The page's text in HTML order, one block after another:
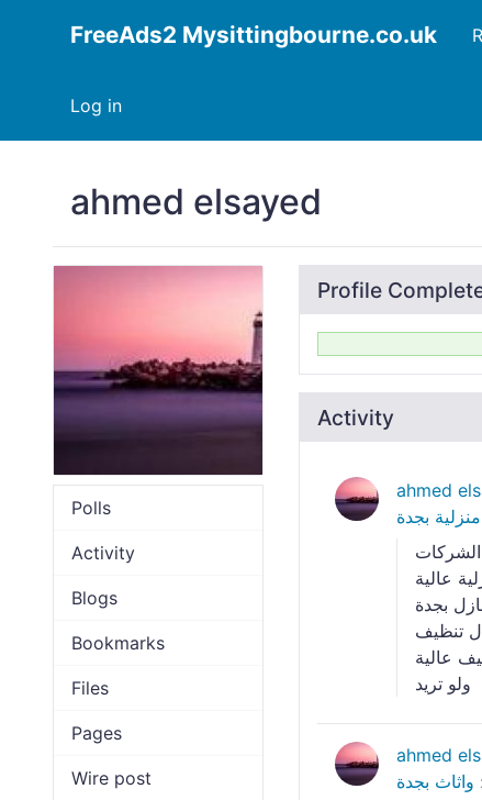
FreeAds2 Mysittingbourne.co.uk
Log in
ahmed elsayed
Polls
Activity
Blogs
Bookmarks
Files
Pages
Wire post
Profile
Activity
ahmed
بجدة
عالية
بجدة
تنظيف
عالية
ahmed
واثاث بجدة